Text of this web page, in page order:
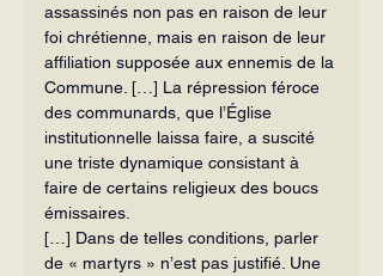
assassinés non pas en raison de leur
foi chrétienne, mais en raison de leur
affiliation supposée aux ennemis de la
Commune. […] La répression féroce
des communards, que l’Église
institutionnelle laissa faire, a suscité
une triste dynamique consistant à
faire de certains religieux des boucs
émissaires.
[…] Dans de telles conditions, parler
de « martyrs » n’est pas justifié. Une